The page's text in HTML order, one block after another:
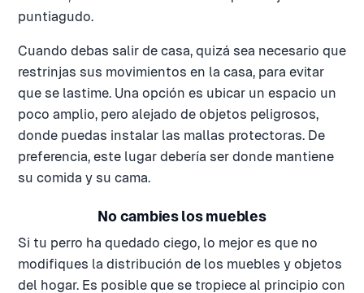
puntiagudo.
Cuando debas salir de casa, quizá sea necesario que
restrinjas sus movimientos en la casa, para evitar
que se lastime. Una opción es ubicar un espacio un
poco amplio, pero alejado de objetos peligrosos,
donde puedas instalar las mallas protectoras. De
preferencia, este lugar debería ser donde mantiene
su comida y su cama.
No cambies los muebles
Si tu perro ha quedado ciego, lo mejor es que no
modifiques la distribución de los muebles y objetos
del hogar. Es posible que se tropiece al principio con